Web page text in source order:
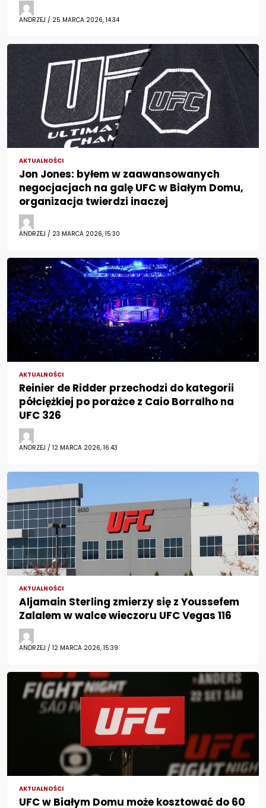
ANDRZEJ / 25 MARCA 2026, 14:34
AKTUALNOŚCI
Jon Jones: byłem w zaawansowanych
negocjacjach na galę UFC w Białym Domu,
organizacja twierdzi inaczej
ANDRZEJ / 23 MARCA 2026, 15:30
AKTUALNOŚCI
Reinier de Ridder przechodzi do kategorii
półciężkiej po porażce z Caio Borralho na
UFC 326
ANDRZEJ / 12 MARCA 2026, 16:43
AKTUALNOŚCI
Aljamain Sterling zmierzy się z Youssefem
Zalalem w walce wieczoru UFC Vegas 116
ANDRZEJ / 12 MARCA 2026, 15:39
AKTUALNOŚCI
UFC w Białym Domu może kosztować do 60